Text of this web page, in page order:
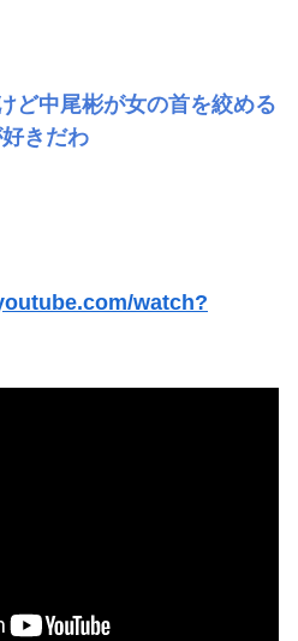
ど中尾彬が女の首を絞める
きだわ
watch?